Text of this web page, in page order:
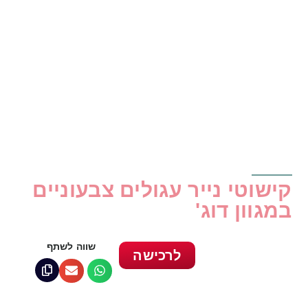
קישוטי נייר עגולים צבעוניים
במגוון דוג'
שווה לשתף
לרכישה